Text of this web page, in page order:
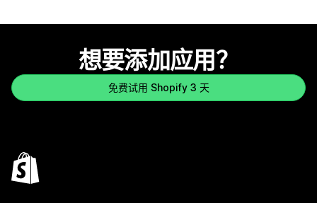
想要添加应用？
免费试用 Shopify 3 天